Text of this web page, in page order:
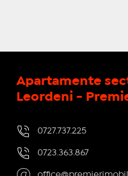
Apartamente
Leordeni -
0727.737.225
0723.363.867